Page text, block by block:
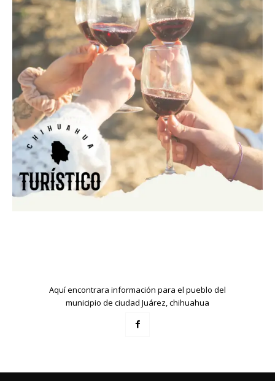
Aquí encontrara información para el pueblo del
municipio de ciudad Juárez, chihuahua